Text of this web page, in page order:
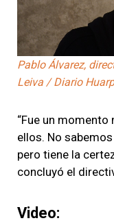
Pablo Álvarez,
Leiva / Diario
“Fue un
ellos. No
pero tiene la
concluyó el
Video: